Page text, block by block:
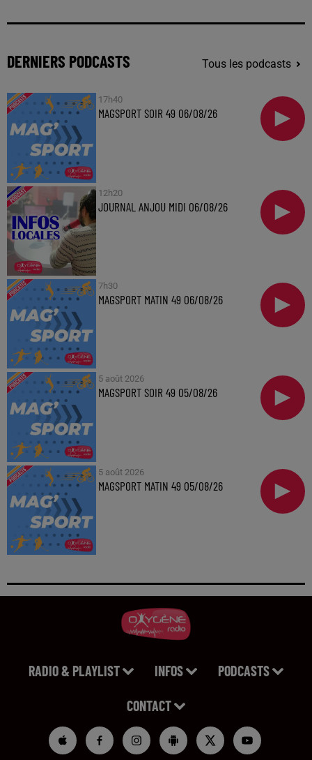
DERNIERS PODCASTS Tous les podcasts
17h40
MAGSPORT SOIR 49 06/08/26
12h20
JOURNAL ANJOU MIDI 06/08/26
7h30
MAGSPORT MATIN 49 06/08/26
5 août 2026
MAGSPORT SOIR 49 05/08/26
5 août 2026
MAGSPORT MATIN 49 05/08/26
RADIO & PLAYLIST INFOS PODCASTS
CONTACT